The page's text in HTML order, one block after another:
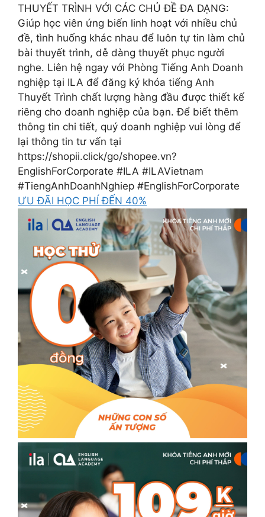
THUYẾT TRÌNH VỚI CÁC CHỦ ĐỀ ĐA DẠNG:
Giúp học viên ứng biến linh hoạt với nhiều chủ
đề, tình huống khác nhau để luôn tự tin làm chủ
bài thuyết trình, dễ dàng thuyết phục người
nghe. Liên hệ ngay với Phòng Tiếng Anh Doanh
nghiệp tại ILA để đăng ký khóa tiếng Anh
Thuyết Trình chất lượng hàng đầu được thiết kế
riêng cho doanh nghiệp của bạn. Để biết thêm
thông tin chi tiết, quý doanh nghiệp vui lòng để
lại thông tin tư vấn tại
https://shopii.click/go/shopee.vn?
EnglishForCorporate #ILA #ILAVietnam
#TiengAnhDoanhNghiep #EnglishForCorporate
ƯU ĐÃI HỌC PHÍ ĐẾN 40%